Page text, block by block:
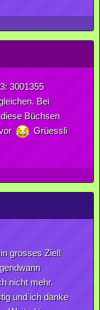
3001355
Bei
Büchsen
Grüessli
grosses Ziel!
nicht mehr.
und ich danke